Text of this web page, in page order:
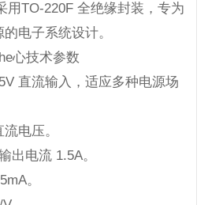
用TO-220F 全绝缘封装，专为
电子系统设计。
心技术参数
直流输入，适应多种电源场
电压。
出电流 1.5A。
。